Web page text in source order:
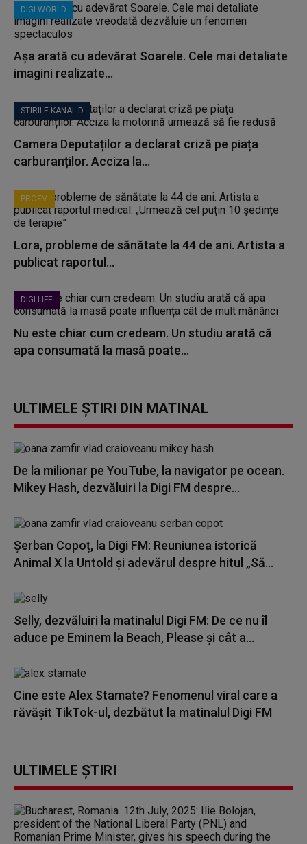
DIGI WORLD
Așa arată cu adevărat Soarele. Cele mai detaliate
imagini realizate...
STIRILE KANAL D
Camera Deputaților a declarat criză pe piața
carburanților. Acciza la...
PROFM
Lora, probleme de sănătate la 44 de ani. Artista a
publicat raportul...
DIGI LIFE
Nu este chiar cum credeam. Un studiu arată că
apa consumată la masă poate...
ULTIMELE ȘTIRI DIN MATINAL
De la milionar pe YouTube, la navigator pe ocean.
Mikey Hash, dezvăluiri la Digi FM despre...
Șerban Copoț, la Digi FM: Reuniunea istorică
Animal X la Untold și adevărul despre hitul „Să...
Selly, dezvăluiri la matinalul Digi FM: De ce nu îl
aduce pe Eminem la Beach, Please și cât a...
Cine este Alex Stamate? Fenomenul viral care a
răvășit TikTok-ul, dezbătut la matinalul Digi FM
ULTIMELE ȘTIRI